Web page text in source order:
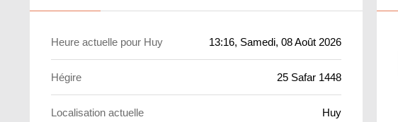
Heure actuelle pour Huy 13:16, Samedi, 08 Août 2026
Hégire 25 Safar 1448
Localisation actuelle Huy